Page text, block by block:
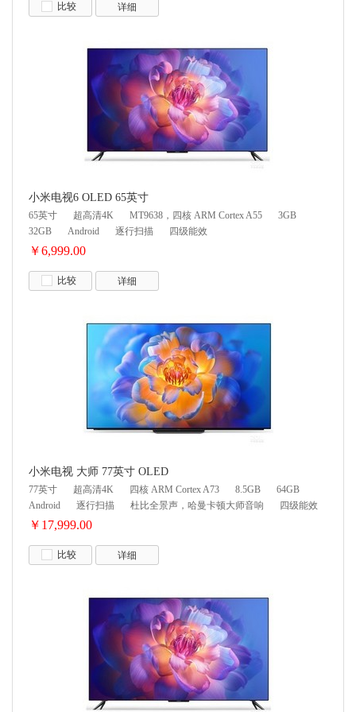
比较 详细
小米电视6 OLED 65英寸
65英寸 超高清4K MT9638，四核 ARM Cortex A55
3GB
32GB
Android 逐行扫描 四级能效
￥6,999.00
比较 详细
小米电视 大师 77英寸 OLED
77英寸 超高清4K 四核 ARM Cortex A73 8.5GB
64GB
Android
逐行扫描 杜比全景声，哈曼卡顿大师音响 四级能效
￥17,999.00
比较 详细